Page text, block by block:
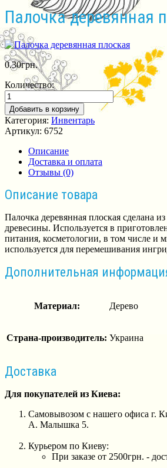
Палочка деревянная
0.30грн.
Количество:
Добавить в корзину
Категория: Инвентарь
Артикул: 6752
Описание
Доставка и оплата
Отзывы (0)
Описание товара
Палочка деревянная плоская сделана
древесины. Используется в
питания, косметологии, в том числе и
используется для перемешивания
Дополнительная
Материал: Дерево
Страна-производитель: Украина
Доставка
Для покупателей из Киева:
Самовывозом с нашего офиса г.
А. Малышка 5.
Курьером по Киеву:
При заказе от 2500грн. -